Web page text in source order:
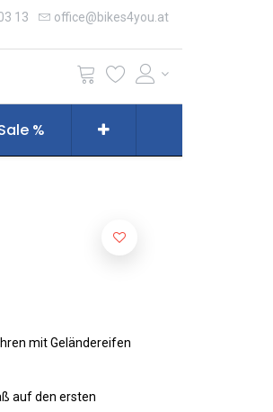
13 office@bikes4you.at
%
mit Geländereifen
auf den ersten